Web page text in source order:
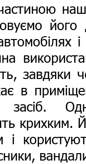
його
і
завдяки
в
засіб.
крихким.